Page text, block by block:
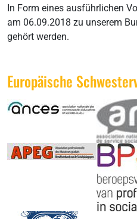
In Form eines ausführlichen
am 06.09.2018 zu unserem
gehört werden.
Europäische